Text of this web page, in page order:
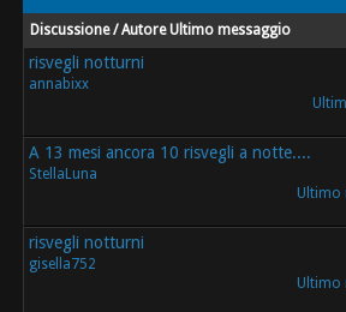
Discussione / Autore Ultimo messaggio
risvegli notturni
annabixx
A 13 mesi ancora 10 risvegli a notte....
StellaLuna
Ultimo
risvegli notturni
gisella752
Ultimo